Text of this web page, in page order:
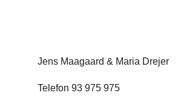
Jens Maagaard & Maria Drejer
Telefon 93 975 975